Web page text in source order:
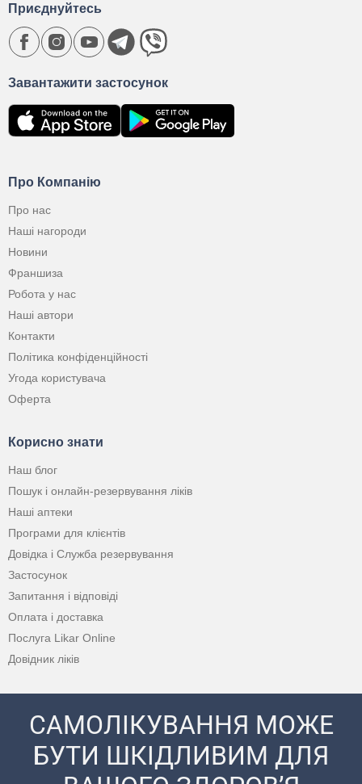
Про Компанію
Про нас
Наші нагороди
Новини
Франшиза
Робота у нас
Наші автори
Контакти
Політика конфіденційності
Угода користувача
Оферта
Корисно знати
Наш блог
Пошук і онлайн-резервування ліків
Наші аптеки
Програми для клієнтів
Довідка і Служба резервування
Застосунок
Запитання і відповіді
Оплата і доставка
Послуга Likar Online
Довідник ліків
Завантажити застосунок
Приєднуйтесь
САМОЛІКУВАННЯ МОЖЕ
БУТИ ШКІДЛИВИМ ДЛЯ